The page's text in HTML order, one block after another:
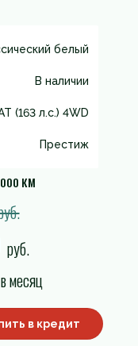
белый
В наличии
(163 л.с.) 4WD
Престиж
КМ
руб.
месяц
в кредит